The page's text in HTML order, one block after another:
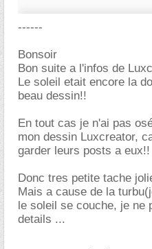
------
Bonsoir
Bon suite a l'infos de
Le soleil etait encore la
beau dessin!!
En tout cas je n'ai pas
mon dessin Luxcreator,
garder leurs posts a eux!!
Donc tres petite tache
Mais a cause de la
le soleil se couche, je ne
details ...